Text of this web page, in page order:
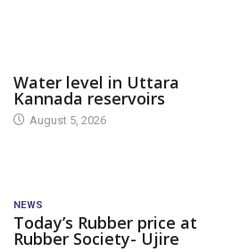
Water level in Uttara
Kannada reservoirs
August 5, 2026
NEWS
Today’s Rubber price at
Rubber Society- Ujire